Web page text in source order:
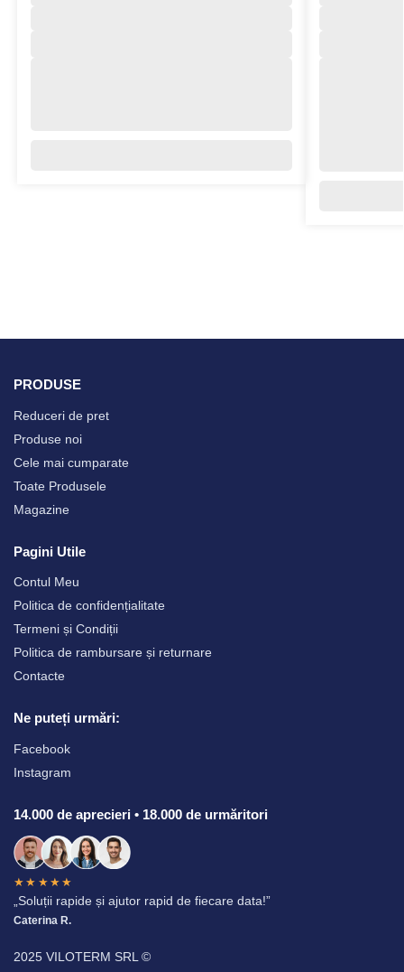
PRODUSE
Reduceri de pret
Produse noi
Cele mai cumparate
Toate Produsele
Magazine
Pagini Utile
Contul Meu
Politica de confidențialitate
Termeni și Condiții
Politica de rambursare și returnare
Contacte
Ne puteți urmări:
Facebook
Instagram
14.000 de aprecieri • 18.000 de urmăritori
★★★★★
„Soluții rapide și ajutor rapid de fiecare data!”
Caterina R.
2025 VILOTERM SRL ©